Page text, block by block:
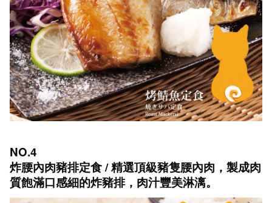
NO.4
炸腰內肉豬排定食 / 精選頂級豬隻腰內肉，製成肉
質飽滿口感細的炸豬排，肉汁豐美淋漓。